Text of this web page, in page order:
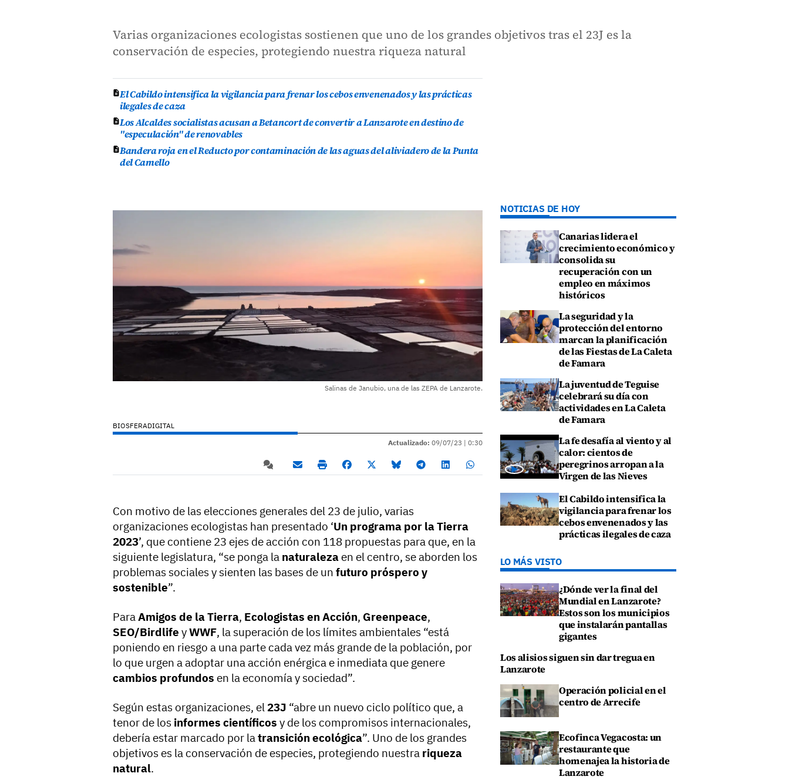
Varias organizaciones ecologistas sostienen que uno de los grandes objetivos tras el 23J es la
conservación de especies, protegiendo nuestra riqueza natural
El Cabildo intensifica la vigilancia para frenar los cebos envenenados y las prácticas
ilegales de caza
Los Alcaldes socialistas acusan a Betancort de convertir a Lanzarote en destino de
"especulación" de renovables
Bandera roja en el Reducto por contaminación de las aguas del aliviadero de la Punta
del Camello
Salinas de Janubio, una de las ZEPA de Lanzarote.
BIOSFERADIGITAL
Actualizado: 09/07/23 | 0:30
Con motivo de las elecciones generales del 23 de julio, varias
organizaciones ecologistas han presentado ‘Un programa por la Tierra
2023’, que contiene 23 ejes de acción con 118 propuestas para que, en la
siguiente legislatura, “se ponga la naturaleza en el centro, se aborden los
problemas sociales y sienten las bases de un futuro próspero y
sostenible”.
ParaAmigos de la Tierra, Ecologistas en Acción, Greenpeace,
SEO/Birdlife yWWF, la superación de los límites ambientales “está
poniendo en riesgo a una parte cada vez más grande de la población, por
lo que urgen a adoptar una acción enérgica e inmediata que genere
cambios profundos en la economía y sociedad”.
Según estas organizaciones, el 23J “abre un nuevo ciclo político que, a
tenor de los informes científicos y de los compromisos internacionales,
debería estar marcado por latransición ecológica”. Uno de los grandes
objetivos es la conservación de especies, protegiendo nuestra riqueza
natural.
NOTICIAS DE HOY
Canarias lidera el
crecimiento económico y
consolida su
recuperación con un
empleo en máximos
históricos
La seguridad y la
protección del entorno
marcan la planificación
de las Fiestas de La Caleta
de Famara
La juventud de Teguise
celebrará su día con
actividades en La Caleta
de Famara
La fe desafía al viento y al
calor: cientos de
peregrinos arropan a la
Virgen de las Nieves
El Cabildo intensifica la
vigilancia para frenar los
cebos envenenados y las
prácticas ilegales de caza
LO MÁS VISTO
¿Dónde ver la final del
Mundial en Lanzarote?
Estos son los municipios
que instalarán pantallas
gigantes
Los alisios siguen sin dar tregua en
Lanzarote
Operación policial en el
centro de Arrecife
Ecofinca Vegacosta: un
restaurante que
homenajea la historia de
Lanzarote